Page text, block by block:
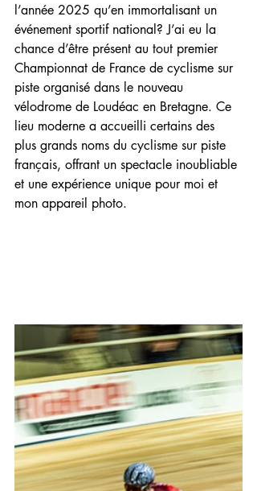
l’année 2025 qu’en immortalisant un
événement sportif national? J’ai eu la
chance d’être présent au tout premier
Championnat de France de cyclisme sur
piste organisé dans le nouveau
vélodrome de Loudéac en Bretagne. Ce
lieu moderne a accueilli certains des
plus grands noms du cyclisme sur piste
français, offrant un spectacle inoubliable
et une expérience unique pour moi et
mon appareil photo.